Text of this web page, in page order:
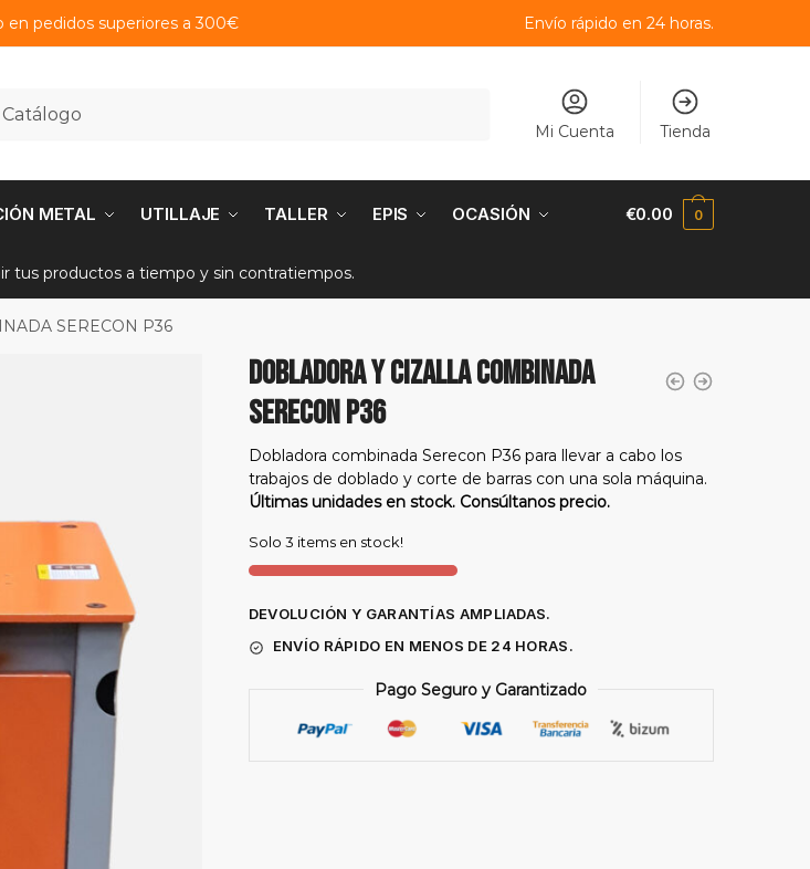
en pedidos superiores a 300€ Envío rápido en 24 horas.
Mi Cuenta Tienda
METAL UTILLAJE TALLER EPIS OCASIÓN €0.00 0
tus productos a tiempo y sin contratiempos.
SERECON P36
DOBLADORA Y CIZALLA COMBINADA
SERECON P36
Dobladora combinada Serecon P36 para llevar a cabo los
trabajos de doblado y corte de barras con una sola máquina.
Últimas unidades en stock. Consúltanos precio.
Solo 3 items en stock!
DEVOLUCIÓN Y GARANTÍAS AMPLIADAS.
ENVÍO RÁPIDO EN MENOS DE 24 HORAS.
Pago Seguro y Garantizado